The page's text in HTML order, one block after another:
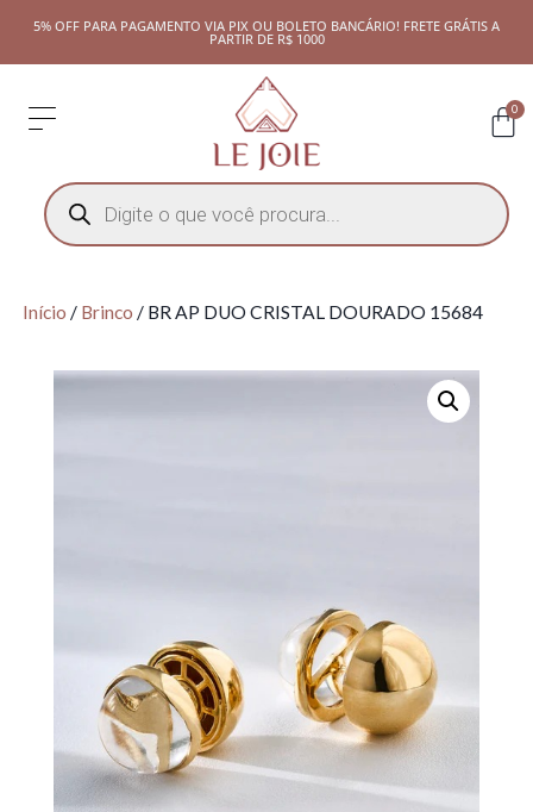
5% OFF PARA PAGAMENTO VIA PIX OU BOLETO BANCÁRIO! FRETE GRÁTIS A
PARTIR DE R$ 1000
0
Início / Brinco / BR AP DUO CRISTAL DOURADO 15684